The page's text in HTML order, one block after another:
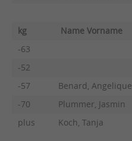
kg Name Vorname
-63
-52
-57
Benard, Angelique
-70
Plummer, Jasmin
plus
Koch, Tanja